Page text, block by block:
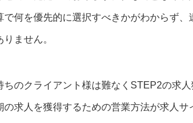
何を優先的に選択すべきかがわからず
ません。
のクライアント様は難なくSTEP2の求
求人を獲得するための営業方法が求人